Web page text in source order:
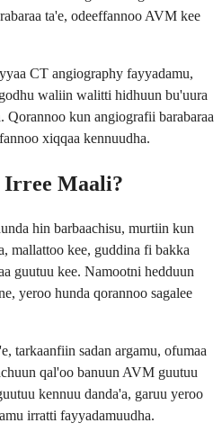
ta'e, odeeffannoo AVM kee
CT angiography fayyadamu,
waliin walitti hidhuun bu'uura
Qorannoo kun angiografii barabaraa
xiqqaa kennuudha.
Maali?
hin barbaachisu, murtiin kun
mallattoo kee, guddina fi bakka
guutuu kee. Namootni hedduun
yeroo hunda qorannoo sagalee
tarkaanfiin sadan argamu, ofumaa
qal'oo banuun AVM guutuu
kennuu danda'a, garuu yeroo
irratti fayyadamuudha.